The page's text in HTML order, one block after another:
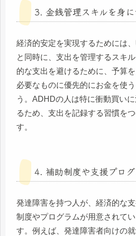
3. 金銭管理スキルを身に
経済的安定を実現するためには
と同時に、支出を管理するスキ
的な支出を避けるために、予算を
必要なものに優先的にお金を使
う。ADHDの人は特に衝動買い
るため、支出を記録する習慣を
す。
4. 補助制度や支援プロ
発達障害を持つ人が、経済的な
制度やプログラムが用意されて
す。例えば、発達障害者向けの